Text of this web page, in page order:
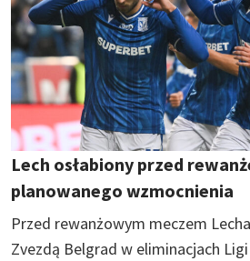
Lech osłabiony przed
planowanego wzmocnienia
Przed rewanżowym meczem
Zvezdą Belgrad w eliminacjach